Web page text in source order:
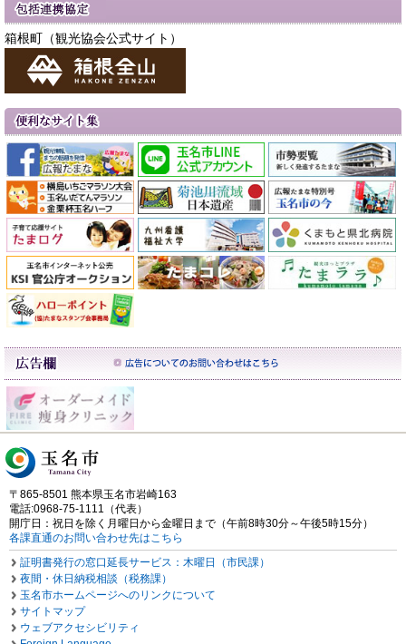
箱根町（観光協会公式サイト）
〒865-8501 熊本県玉名市岩崎163
電話:0968-75-1111（代表）
開庁日：祝日を除く月曜日から金曜日まで（午前8時30分～午後5時15分）
各課直通のお問い合わせ先はこちら
証明書発行の窓口延長サービス：木曜日（市民課）
夜間・休日納税相談（税務課）
玉名市ホームページへのリンクについて
サイトマップ
ウェブアクセシビリティ